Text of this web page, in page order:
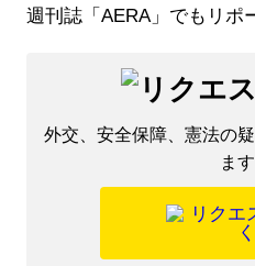
週刊誌「AERA」でもリポ
外交、安全保障、憲法の
ます